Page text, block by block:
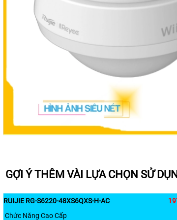
GỢI Ý THÊM VÀI LỰA CHỌN SỬ
RUIJIE RG-S6220-48XS6QXS-H-AC
Chức Năng Cao Cấp